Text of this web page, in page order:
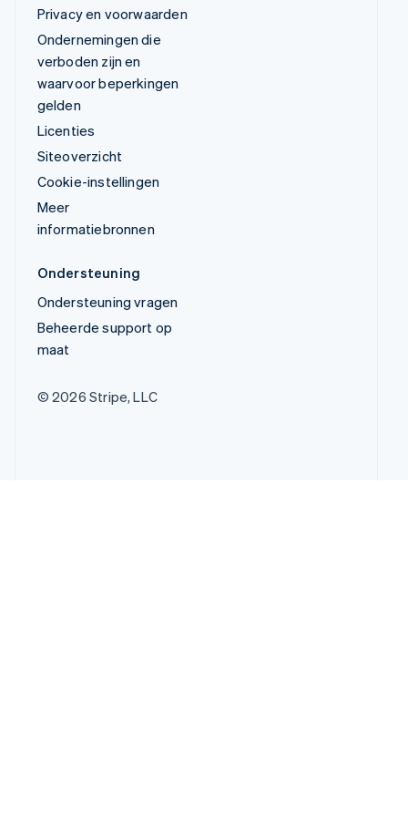
Privacy en voorwaarden
Ondernemingen die
verboden zijn en
waarvoor beperkingen
gelden
Licenties
Siteoverzicht
Cookie-instellingen
Meer
informatiebronnen
Ondersteuning
Ondersteuning vragen
Beheerde support op
maat
© 2026 Stripe, LLC